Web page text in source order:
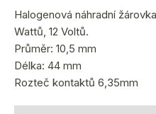
0,0
z
5
hvězdiček.
Halogenová náhradní
Wattů, 12 Voltů.
Průměr: 10,5 mm
Délka: 44 mm
Rozteč kontaktů 6,35mm